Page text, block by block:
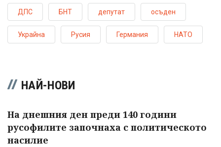
ДПС БНТ депутат осъден
Украйна Русия Германия НАТО
НАЙ-НОВИ
На днешния ден преди 140 години
русофилите започнаха с политическото
насилие